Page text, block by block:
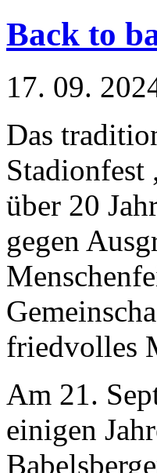
Back to
17. 09.
Das
Stadionfest
über 20
gegen
friedvolles
Am 21.
einigen